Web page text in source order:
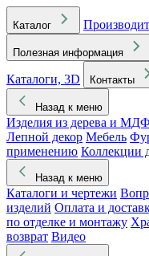
Каталог
Полезная информация
Каталоги, 3D
Контакты
Назад к меню
Изделия из дерева и МДФ
Лепной декор Мебель
применению Коллекции
Назад к меню
Каталоги и чертежи
изделий Оплата и
по отделке и монтажу
возврат Видео